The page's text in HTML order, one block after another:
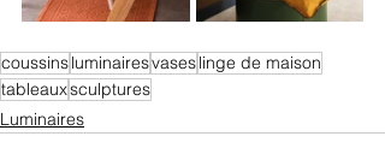
coussinsluminairesvaseslinge de maison
tableauxsculptures
Luminaires